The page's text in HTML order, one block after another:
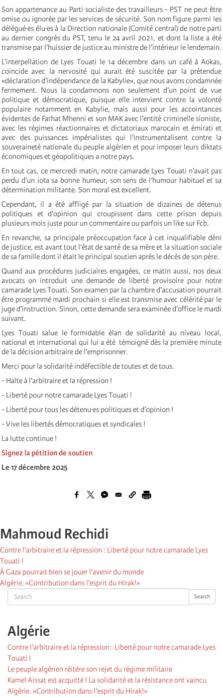
Search Search
Algérie
Contre l’arbitraire et la répression : Liberté pour notre camarade Lyes
Touati !
Le peuple algérien réitère son rejet du régime militaire
Kamel Aissat est acquitté ! La solidarité et la résistance ont vaincu
Algérie. «Contribution dans l’esprit du Hirak!»
Son appartenance au Parti socialiste des travailleurs - PST ne peut être
omise ou ignorée par les services de sécurité. Son nom figure parmi les
délégué·es élu·es à la Direction nationale (Comité central) de notre parti
au dernier congrès du PST, tenu le 24 avril 2021, et dont la liste a été
transmise par l’huissier de justice au ministre de l’intérieur le lendemain.
L’interpellation de Lyes Touati le 14 décembre dans un café à Aokas,
coïncide avec la nervosité qui aurait été suscitée par la prétendue
«déclaration d’indépendance de la Kabylie», que nous avons condamnée
fermement. Nous la condamnons non seulement d’un point de vue
politique et démocratique, puisque elle intervient contre la volonté
populaire notamment en Kabylie, mais aussi pour les accointances
évidentes de Farhat Mhenni et son MAK avec l'entité criminelle sioniste,
avec les régimes réactionnaires et dictatoriaux marocain et émirati et
avec des puissances impérialistes qui l'instrumentalisent contre la
souveraineté nationale du peuple algérien et pour imposer leurs diktats
économiques et géopolitiques a notre pays.
En tout cas, ce mercredi matin, notre camarade Lyes Touati n'avait pas
perdu d'un iota sa bonne humeur, son sens de l’humour habituel et sa
détermination militante. Son moral est excellent.
Cependant, il a été affligé par la situation de dizaines de détenus
politiques et d’opinion qui croupissent dans cette prison depuis
plusieurs mois juste pour un commentaire ou parfois un like sur Fcb.
En revanche, sa principale préoccupation face à cet inqualifiable déni
de justice, est avant tout l’état de santé de sa mère et la situation sociale
de sa famille dont il était le principal soutien après le décès de son père.
Quand aux procédures judiciaires engagées, ce matin aussi, nos deux
avocats on introduit une demande de liberté provisoire pour notre
camarade Lyes Touati. Son examen par la chambre d'accusation pourrait
être programmé mardi prochain si elle est transmise avec célérité par le
juge d'instruction. Sinon, cette demande sera examinée d'office le mardi
suivant.
Lyes Touati salue le formidable élan de solidarité au niveau local,
national et international qui lui a été témoigné dès la première minute
de la décision arbitraire de l'emprisonner.
Merci pour la solidarité indéfectible de toutes et de tous.
- Halte à l’arbitraire et la répression !
- Liberté pour notre camarade Lyes Touati !
- Liberté pour tous les détenu·es politiques et d’opinion !
- Vive les libertés démocratiques et syndicales !
La lutte continue !
Signez la pétition de soutien
Le 17 décembre 2025
Mahmoud Rechidi
Contre l’arbitraire et la répression : Liberté pour notre camarade Lyes
Touati !
À Gaza pourrait bien se jouer l’avenir du monde
Algérie. «Contribution dans l’esprit du Hirak!»